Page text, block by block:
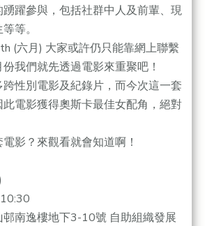
躍參與，包括社群中人及前輩、現
等。
(六月) 大家或許仍只能靠網上聯繫
我們就先透過電影來重聚吧！
性別電影及紀錄片，而今次這一套
電影獲得奧斯卡最佳女配角，絕對
影？來觀看就會知道啊！
南逸樓地下3-10號 自助組織發展